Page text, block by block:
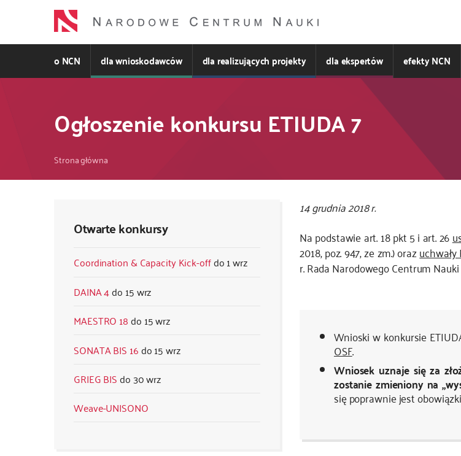
o NCN dla wnioskodawców dla realizujących projekty dla ekspertów efekty NCN
Ogłoszenie konkursu ETIUDA 7
Ścieżka
Strona główna
Otwarte konkursy
Coordination & Capacity Kick-off
1 wrz
DAINA 4
15 wrz
MAESTRO 18
15 wrz
SONATA BIS 16
15 wrz
GRIEG BIS
30 wrz
Weave-UNISONO
14 grudnia 2018 r.
Na podstawie art. 18 pkt 5 i art. 26
2018, poz. 947, ze zm.) oraz
r. Rada Narodowego Centrum
Wnioski w konkursie
OSF.
Wniosek uznaje się za
zostanie zmieniony na
się poprawnie jest